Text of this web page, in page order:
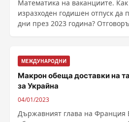
Математика на ваканциите.
изразходен годишен отпуск да
дни през 2023 година? Отговорът - като ги съберем с
МЕЖДУНАРОДНИ
Макрон обеща доставки на
за Украйна
04/01/2023
Държавният глава на